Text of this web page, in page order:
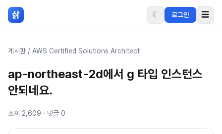
본문 바로가기
삵 ☾ 로그인 ☰
게시판 / AWS Certified Solutions Architect
ap-northeast-2d에서 g 타입 인스턴스
안되네요.
조회 2,609 · 댓글 0